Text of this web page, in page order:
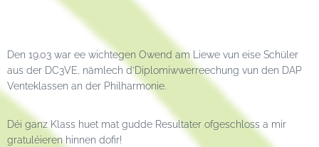
Den 19.03 war ee wichtegen Owend am Liewe vun eise Schüler
aus der DC3VE, nämlech d’Diplomiwwerreechung vun den DAP
Venteklassen an der Philharmonie.
Déi ganz Klass huet mat gudde Resultater ofgeschloss a mir
gratuléieren hinnen dofir!